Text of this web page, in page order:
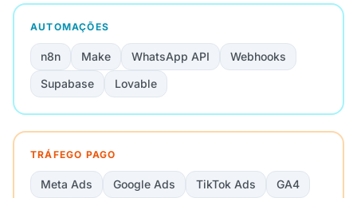
AUTOMAÇÕES
n8n Make WhatsApp API
Webhooks
Supabase
Lovable
TRÁFEGO PAGO
Meta Ads Google Ads TikTok Ads
GA4